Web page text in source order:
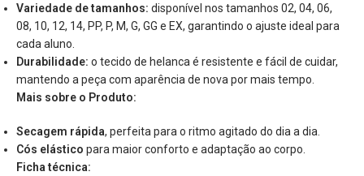
Variedade de tamanhos: disponível nos tamanhos 02, 04, 06,
08, 10, 12, 14, PP, P, M, G, GG e EX, garantindo o ajuste ideal para
cada aluno.
Durabilidade: o tecido de helanca é resistente e fácil de cuidar,
mantendo a peça com aparência de nova por mais tempo.
Mais sobre o Produto:
Secagem rápida, perfeita para o ritmo agitado do dia a dia.
Cós elástico para maior conforto e adaptação ao corpo.
Ficha técnica: